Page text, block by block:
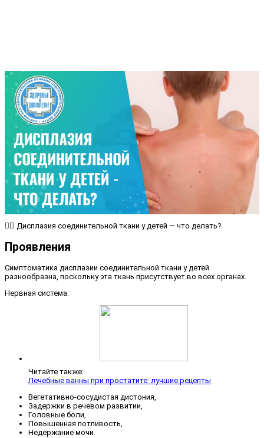
🤷‍♀️ Дисплазия соединительной ткани у детей — что делать?
Проявления
Симптоматика дисплазии соединительной ткани у детей
разнообразна, поскольку эта ткань присутствует во всех органах.
Нервная система:
Читайте также:
Лечебные ванны при простатите: лучшие рецепты
Вегетативно-сосудистая дистония,
Задержки в речевом развитии,
Головные боли,
Повышенная потливость,
Недержание мочи.